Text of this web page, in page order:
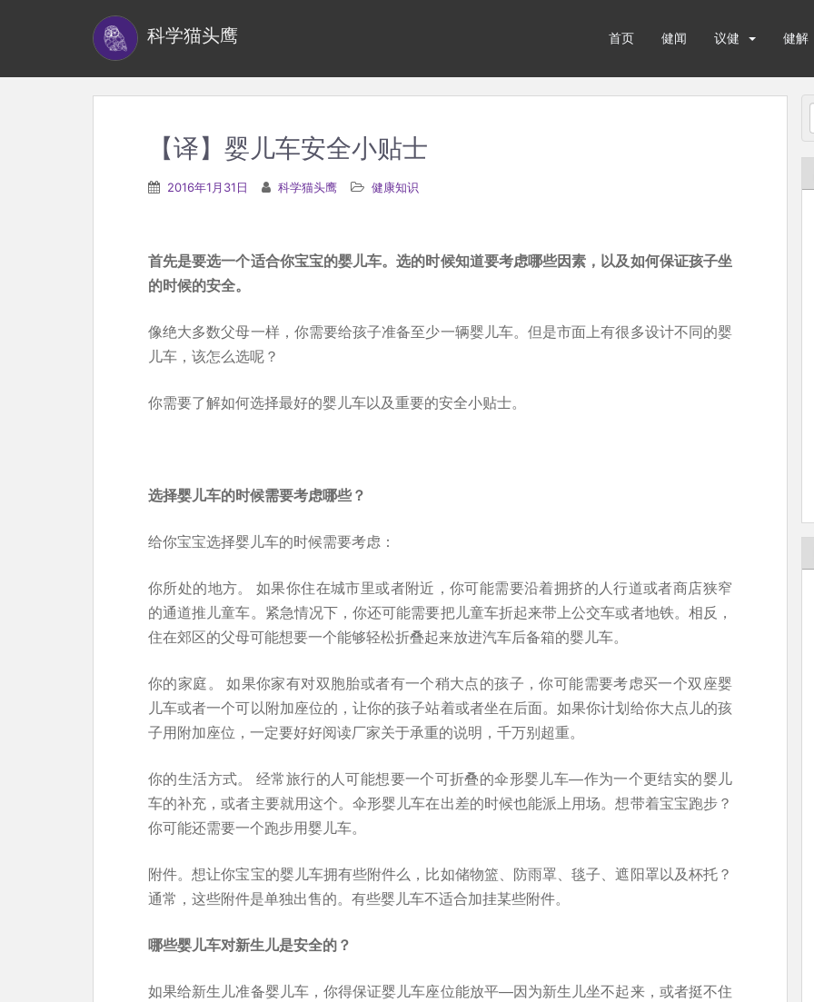
科学猫头鹰 首页 健闻 议健 健解
【译】婴儿车安全小贴士
2016年1月31日 科学猫头鹰 健康知识
首先是要选一个适合你宝宝的婴儿车。选的时候知道要考虑哪些因素，以及如何保证孩子坐
的时候的安全。
像绝大多数父母一样，你需要给孩子准备至少一辆婴儿车。但是市面上有很多设计不同的婴
儿车，该怎么选呢？
你需要了解如何选择最好的婴儿车以及重要的安全小贴士。
选择婴儿车的时候需要考虑哪些？
给你宝宝选择婴儿车的时候需要考虑：
你所处的地方。 如果你住在城市里或者附近，你可能需要沿着拥挤的人行道或者商店狭窄
的通道推儿童车。紧急情况下，你还可能需要把儿童车折起来带上公交车或者地铁。相反，
住在郊区的父母可能想要一个能够轻松折叠起来放进汽车后备箱的婴儿车。
你的家庭。 如果你家有对双胞胎或者有一个稍大点的孩子，你可能需要考虑买一个双座婴
儿车或者一个可以附加座位的，让你的孩子站着或者坐在后面。如果你计划给你大点儿的孩
子用附加座位，一定要好好阅读厂家关于承重的说明，千万别超重。
你的生活方式。 经常旅行的人可能想要一个可折叠的伞形婴儿车—作为一个更结实的婴儿
车的补充，或者主要就用这个。伞形婴儿车在出差的时候也能派上用场。想带着宝宝跑步？
你可能还需要一个跑步用婴儿车。
附件。想让你宝宝的婴儿车拥有些附件么，比如储物篮、防雨罩、毯子、遮阳罩以及杯托？
通常，这些附件是单独出售的。有些婴儿车不适合加挂某些附件。
哪些婴儿车对新生儿是安全的？
如果给新生儿准备婴儿车，你得保证婴儿车座位能放平—因为新生儿坐不起来，或者挺不住